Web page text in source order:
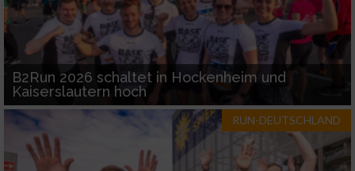
B2Run 2026 schaltet in Hockenheim und
Kaiserslautern hoch
RUN-DEUTSCHLAND